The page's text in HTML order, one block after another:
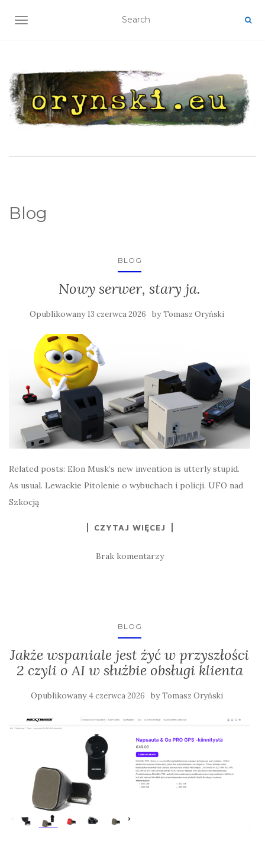
TOGGLE NAVIGATION
Blog
BLOG
Nowy serwer, stary ja.
Opublikowany13 czerwca 2026 byTomasz Oryński
Related posts: Elon Musk’s new invention is utterly stupid.
As usual. Lewackie Pitolenie o wybuchach i policji. UFO nad
Szkocją
CZYTAJ WIĘCEJ
Brak komentarzy
BLOG
Jakże wspaniale jest żyć w przyszłości
2 czyli o AI w służbie obsługi klienta
Opublikowany4 czerwca 2026 byTomasz Oryński